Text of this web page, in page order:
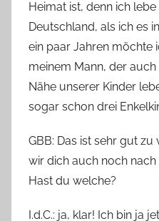
Heimat ist, denn ich
Deutschland, als ich es
ein paar Jahren möchte
meinem Mann, der
Nähe unserer Kinder
sogar schon drei
GBB: Das ist sehr gut
wir dich auch noch
Hast du welche?
I.d.C.: ja, klar! Ich bin ja